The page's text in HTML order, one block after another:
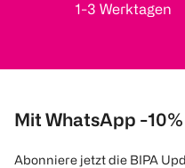
1-3 Werktagen
Mit WhatsApp -
Abonniere jetzt die BIPA